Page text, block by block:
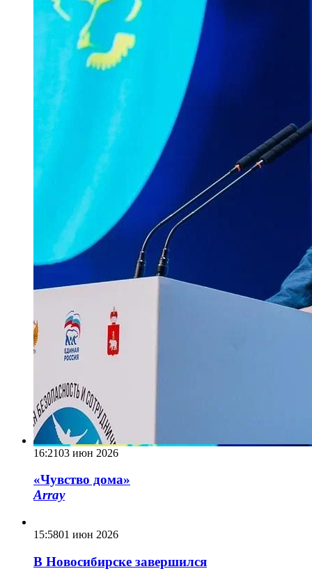
16:2103 июн 2026
«Чувство дома»
Array
15:5801 июн 2026
В Новосибирске завершился